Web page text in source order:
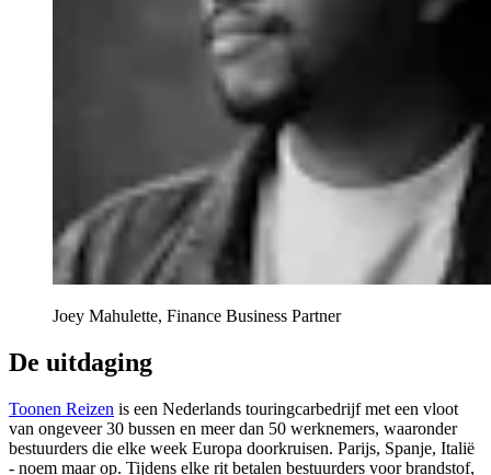
Joey Mahulette, Finance Business Partner
De uitdaging
Toonen Reizen is een Nederlands touringcarbedrijf met een vloot
van ongeveer 30 bussen en meer dan 50 werknemers, waaronder
bestuurders die elke week Europa doorkruisen. Parijs, Spanje, Italië
- noem maar op. Tijdens elke rit betalen bestuurders voor brandstof,